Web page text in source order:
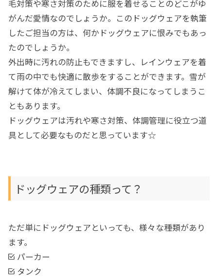
毛対策や寒さ対策のために服を着せることのどこがゆ
がんだ愛情なのでしょうか。このドッグウェアを執筆
したご担当の方は、何かドッグウェアに恨みでもあっ
たのでしょうか。
外出時に汚れの防止もできますし、レインウェアを着
て雨の中でも快適に散歩をすることができます。雪が
解けて体が冷えてしまい、体調不良になってしまうこ
ともあります。
ドッグウェアは汚れや寒さ対策、体調管理に役立つ道
具として必要なものだと思っています☆
ドッグウェアの種類って？
ただ単にドッグウェアといっても、様々な種類があり
ます。
パーカー
タンク